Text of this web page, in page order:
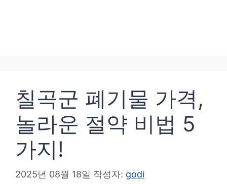
칠곡군 폐기물 가격,
놀라운 절약 비법 5
가지!
2025년 08월 18일 작성자: godi